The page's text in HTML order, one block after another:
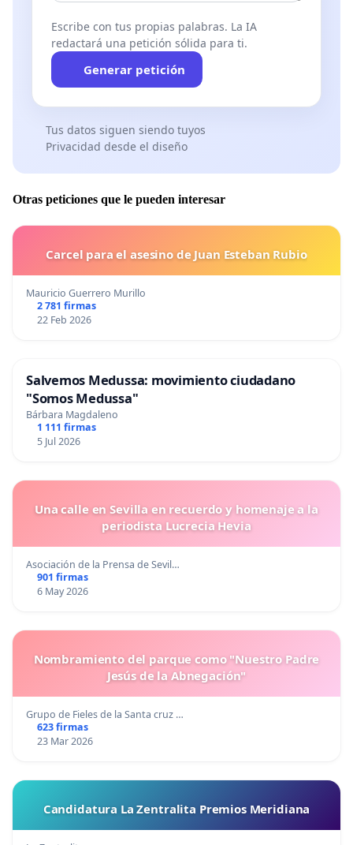
Escribe con tus propias palabras. La IA
redactará una petición sólida para ti.
Generar petición
Tus datos siguen siendo tuyos
Privacidad desde el diseño
Otras peticiones que le pueden interesar
Carcel para el asesino de Juan Esteban Rubio
Mauricio Guerrero Murillo
2 781 firmas
22 Feb 2026
Salvemos Medussa: movimiento ciudadano
"Somos Medussa"
Bárbara Magdaleno
1 111 firmas
5 Jul 2026
Una calle en Sevilla en recuerdo y homenaje a la
periodista Lucrecia Hevia
Asociación de la Prensa de Sevil…
901 firmas
6 May 2026
Nombramiento del parque como "Nuestro Padre
Jesús de la Abnegación"
Grupo de Fieles de la Santa cruz …
623 firmas
23 Mar 2026
Candidatura La Zentralita Premios Meridiana